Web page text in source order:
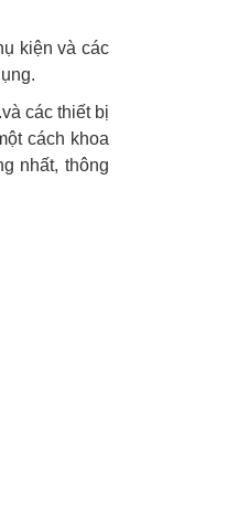
kiện và các
các thiết bị
cách khoa
nhất, thông